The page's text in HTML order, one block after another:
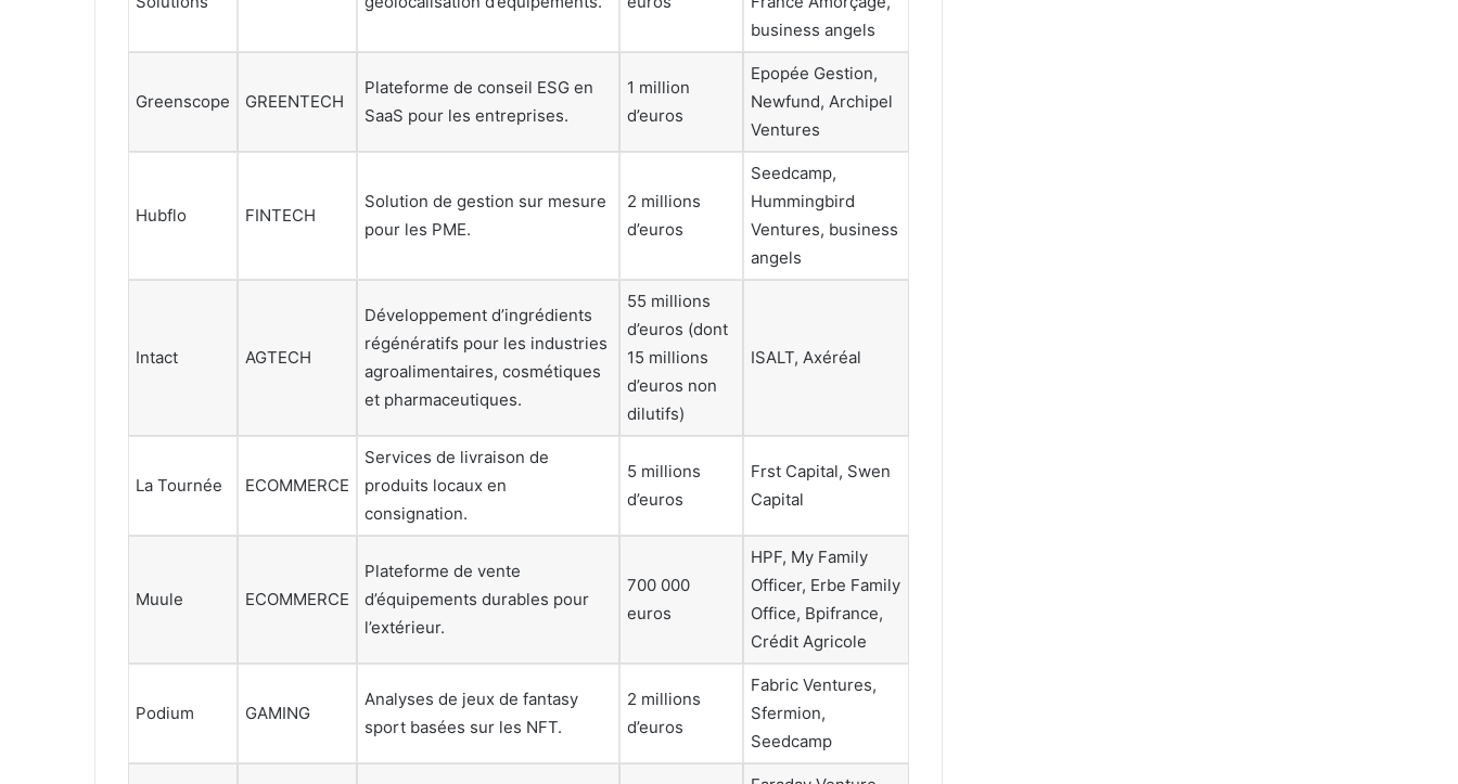
business angels
Greenscope GREENTECH
Plateforme de conseil ESG en
SaaS pour les entreprises.
1 million
d’euros
Epopée Gestion,
Newfund, Archipel
Ventures
Hubflo FINTECH
Solution de gestion sur mesure
pour les PME.
2 millions
d’euros
Seedcamp,
Hummingbird
Ventures, business
angels
Intact AGTECH
Développement d’ingrédients
régénératifs pour les industries
agroalimentaires, cosmétiques
et pharmaceutiques.
55 millions
d’euros (dont
15 millions
d’euros non
dilutifs)
ISALT, Axéréal
La Tournée ECOMMERCE
Services de livraison de
produits locaux en
consignation.
5 millions
d’euros
Frst Capital, Swen
Capital
Muule ECOMMERCE
Plateforme de vente
d’équipements durables pour
l’extérieur.
700 000
euros
HPF, My Family
Officer, Erbe Family
Office, Bpifrance,
Crédit Agricole
Podium GAMING
Analyses de jeux de fantasy
sport basées sur les NFT.
2 millions
d’euros
Fabric Ventures,
Sfermion,
Seedcamp